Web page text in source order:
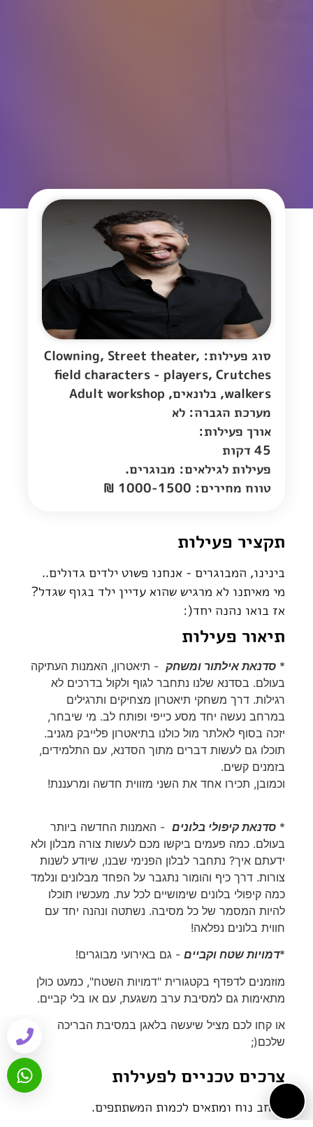
סוג פעילות: Clowning, Street theater,
field characters - players, Crutches
walkers, בלונאים, Adult workshop
מערכת הגברה: לא
אורך פעילות:
45 דקות
פעילות לגילאים: מבוגרים.
טווח מחירים: 1000-1500 ₪
תקציר פעילות
בינינו, המבוגרים - אנחנו פשוט ילדים גדולים..
מי מאיתנו לא מרגיש שהוא עדיין ילד בגוף שגדל?
אז בואו נהנה יחד(:
תיאור פעילות
* סדנאת אילתור ומשחק - תיאטרון, האמנות העתיקה
בעולם. בסדנא שלנו נתחבר לגוף ולקול בדרכים לא
רגילות. דרך משחקי תיאטרון מצחיקים ותרגילים
במרחב נעשה יחד מסע כייפי ופותח לב. מי שיבחר,
יזכה בסוף לאלתר מול כולנו בתיאטרון פלייבק מגניב.
תוכלו גם לעשות דברים מתוך הסדנא, עם התלמידים,
בזמנים קשים.
וכמובן, תכירו אחד את השני מזווית חדשה ומרעננת!
* סדנאת קיפולי בלונים - האמנות החדשה ביותר
בעולם. כמה פעמים ביקשו מכם לעשות צורה מבלון ולא
ידעתם איך? נתחבר לבלון הפנימי שבנו, שיודע לשנות
צורות. דרך כיף והומור נתגבר על הפחד מבלונים ונלמד
כמה קיפולי בלונים שימושיים לכל עת. מעכשיו תוכלו
להיות המסמר של כל מסיבה. נשתטה ונהנה יחד עם
חווית בלונים נפלאה!
*דמויות שטח וקביים - גם באירועי מבוגרים!
מוזמנים לדפדף בקטגורית "דמויות השטח", כמעט כולן
מתאימות גם למסיבת ערב משגעת, עם או בלי קביים.
או קחו לכם מציל שיעשה בלאגן במסיבת הבריכה
שלכם(;
צרכים טכניים לפעילות
מרחב נוח ומתאים לכמות המשתתפים.